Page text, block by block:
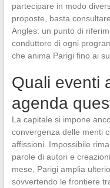
partecipare in modo
proposte, basta
Angles: un punto di
conduttore di ogni
che anima Parigi fino ai
Quali eventi
agenda
La capitale si impone
convergenza delle menti
affissioni. Impossibile
parole di autori e
mese, Parigi amplia
sovvertendo le frontiere